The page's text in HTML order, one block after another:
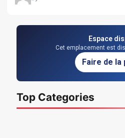
Espace
Cet emplacement est
Faire de la
Top Categories